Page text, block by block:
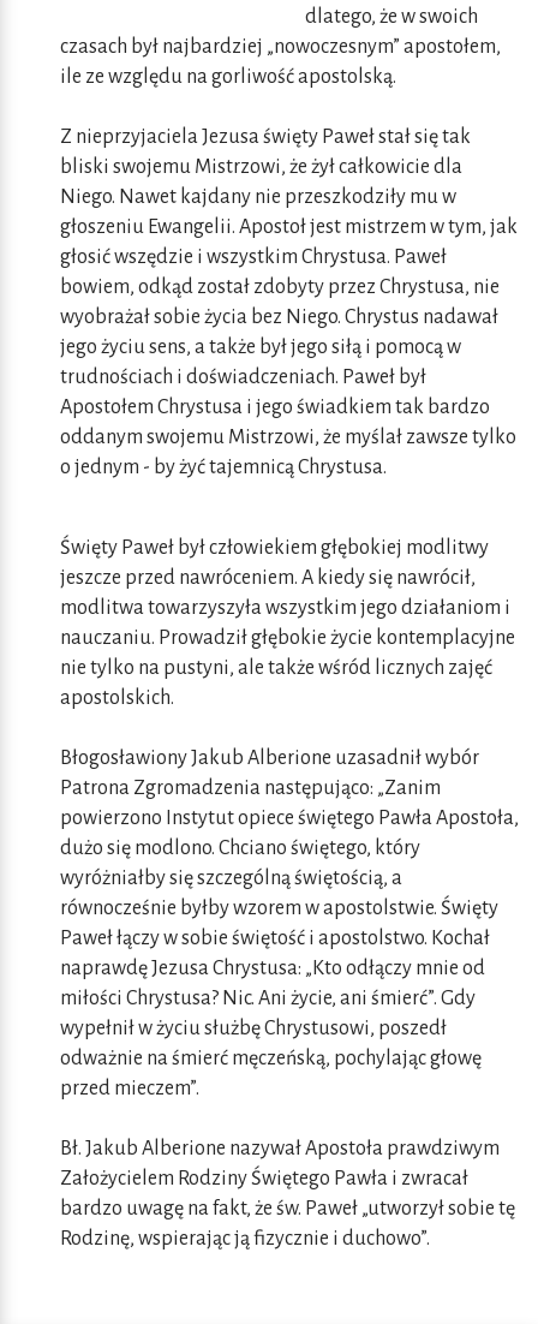
dlatego, że w swoich
czasach był najbardziej „nowoczesnym” apostołem,
ile ze względu na gorliwość apostolską.
Z nieprzyjaciela Jezusa święty Paweł stał się tak
bliski swojemu Mistrzowi, że żył całkowicie dla
Niego. Nawet kajdany nie przeszkodziły mu w
głoszeniu Ewangelii. Apostoł jest mistrzem w tym, jak
głosić wszędzie i wszystkim Chrystusa. Paweł
bowiem, odkąd został zdobyty przez Chrystusa, nie
wyobrażał sobie życia bez Niego. Chrystus nadawał
jego życiu sens, a także był jego siłą i pomocą w
trudnościach i doświadczeniach. Paweł był
Apostołem Chrystusa i jego świadkiem tak bardzo
oddanym swojemu Mistrzowi, że myślał zawsze tylko
o jednym - by żyć tajemnicą Chrystusa.
Święty Paweł był człowiekiem głębokiej modlitwy
jeszcze przed nawróceniem. A kiedy się nawrócił,
modlitwa towarzyszyła wszystkim jego działaniom i
nauczaniu. Prowadził głębokie życie kontemplacyjne
nie tylko na pustyni, ale także wśród licznych zajęć
apostolskich.
Błogosławiony Jakub Alberione uzasadnił wybór
Patrona Zgromadzenia następująco: „Zanim
powierzono Instytut opiece świętego Pawła Apostoła,
dużo się modlono. Chciano świętego, który
wyróżniałby się szczególną świętością, a
równocześnie byłby wzorem w apostolstwie. Święty
Paweł łączy w sobie świętość i apostolstwo. Kochał
naprawdę Jezusa Chrystusa: „Kto odłączy mnie od
miłości Chrystusa? Nic. Ani życie, ani śmierć”. Gdy
wypełnił w życiu służbę Chrystusowi, poszedł
odważnie na śmierć męczeńską, pochylając głowę
przed mieczem”.
Bł. Jakub Alberione nazywał Apostoła prawdziwym
Założycielem Rodziny Świętego Pawła i zwracał
bardzo uwagę na fakt, że św. Paweł „utworzył sobie tę
Rodzinę, wspierając ją fizycznie i duchowo”.